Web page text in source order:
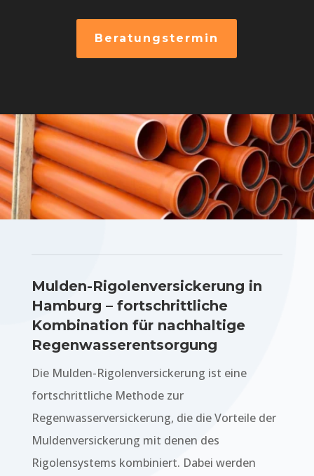
Beratungstermin
Mulden-Rigolenversickerung in
Hamburg – fortschrittliche
Kombination für nachhaltige
Regenwasserentsorgung
Die Mulden-Rigolenversickerung ist eine
fortschrittliche Methode zur
Regenwasserversickerung, die die Vorteile der
Muldenversickerung mit denen des
Rigolensystems kombiniert. Dabei werden